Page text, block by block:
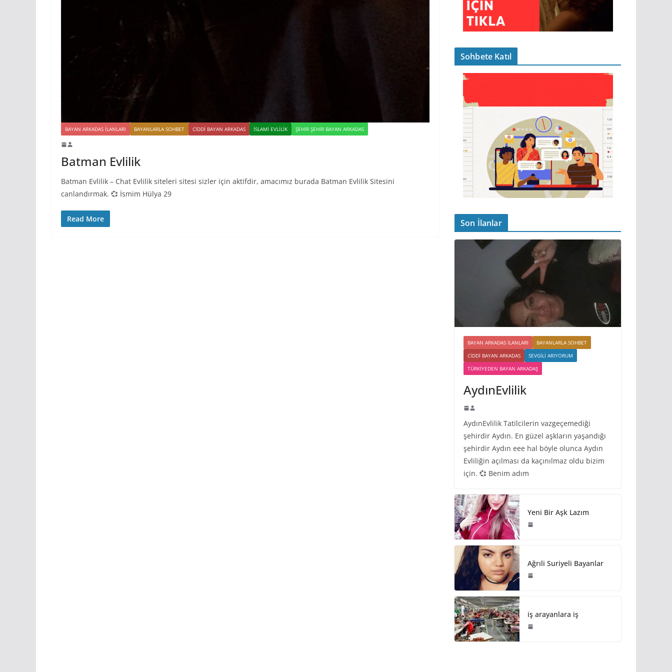
BAYAN ARKADAS ILANLARI BAYANLARLA SOHBET CIDDI BAYAN ARKADAS İSLAMI EVLILIK ŞEHIR ŞEHIR BAYAN ARKADAS
Batman Evlilik
Batman Evlilik – Chat Evlilik siteleri sitesi sizler için aktifdir, amacımız burada Batman Evlilik Sitesini
canlandırmak. 💞 İsmim Hülya 29
Read More
Sohbete Katıl
Son İlanlar
BAYAN ARKADAS ILANLARI
BAYANLARLA SOHBET
CIDDI BAYAN ARKADAS
SEVGILI ARIYORUM
TÜRKIYEDEN BAYAN ARKADAŞ
AydınEvlilik
AydınEvlilik Tatilcilerin vazgeçemediği
şehirdir Aydın. En güzel aşkların yaşandığı
şehirdir Aydın eee hal böyle olunca Aydın
Evliliğin açılması da kaçınılmaz oldu bizim
için. 💞 Benim adım
Yeni Bir Aşk Lazım
Ağrıli Suriyeli Bayanlar
iş arayanlara iş